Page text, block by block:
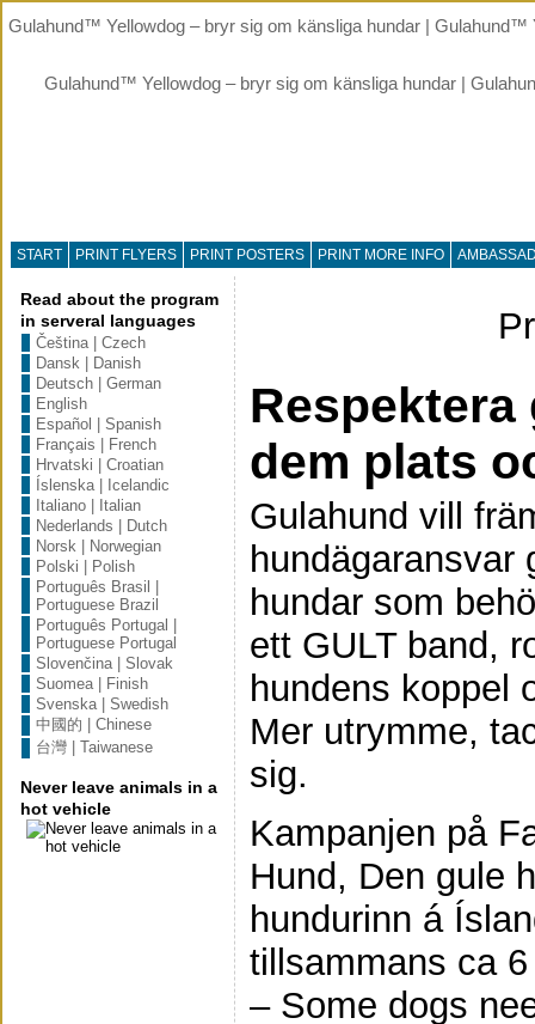
Gulahund™ Yellowdog – bryr sig om känsliga hundar | Gulahund™
Gulahund™ Yellowdog – bryr sig om känsliga hundar |
START PRINT FLYERS PRINT POSTERS PRINT MORE INFO
Read about the program
in serveral languages
Čeština | Czech
Dansk | Danish
Deutsch | German
English
Español | Spanish
Français | French
Hrvatski | Croatian
Íslenska | Icelandic
Italiano | Italian
Nederlands | Dutch
Norsk | Norwegian
Polski | Polish
Português Brasil |
Portuguese Brazil
Português Portugal |
Portuguese Portugal
Slovenčina | Slovak
Suomea | Finish
Svenska | Swedish
中國的 | Chinese
台灣 | Taiwanese
Never leave animals in a
hot vehicle
Respektera
dem plats
Gulahund vill
hundägaransvar
hundar som
ett GULT band,
hundens koppel
Mer utrymme,
sig.
Kampanjen på
Hund, Den gule
hundurinn á
tillsammans ca
– Some dogs